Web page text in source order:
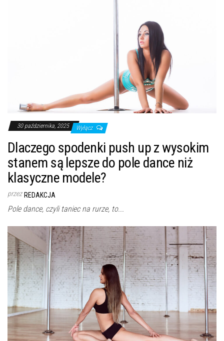
30 października, 2025 Wyłącz
Dlaczego spodenki push up z wysokim
stanem są lepsze do pole dance niż
klasyczne modele?
przez REDAKCJA
Pole dance, czyli taniec na rurze, to...